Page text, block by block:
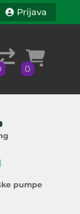
Prijava
0
pumpe